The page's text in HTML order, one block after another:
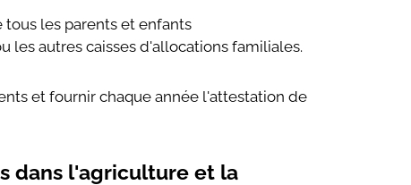
les parents et enfants
les autres caisses d'allocations familiales.
et fournir chaque année l'attestation de
dans l'agriculture et la